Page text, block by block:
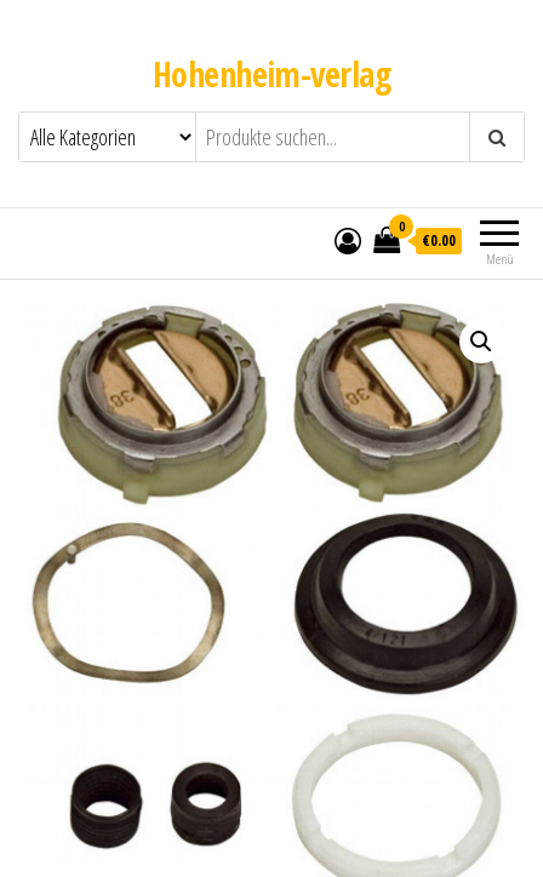
Hohenheim-verlag
Menü
0
€0.00